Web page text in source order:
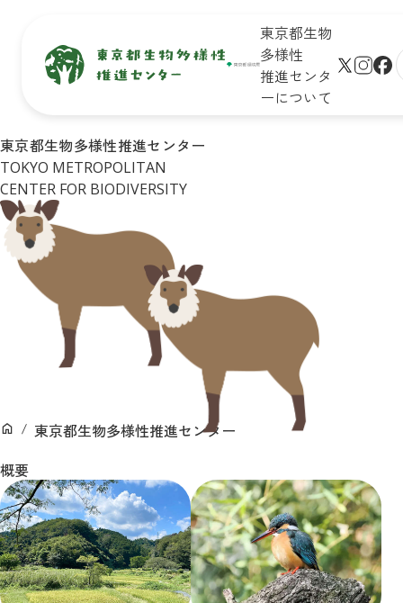
東京都生物
多様性
推進センタ
ーについて
生物多
様性と
は
性保全の
取組
クション
企業・学
校の皆さ
んができ
ン
保全地域
で活動し
ている皆
さん
ト一覧
イベン
トレポ
ート
東京の
自然マ
ップ
イベント
せ
リンク
東京都生物多様性推進センター
TOKYO METROPOLITAN
CENTER FOR BIODIVERSITY
ホーム
東京都生物多様性推進センター
概要